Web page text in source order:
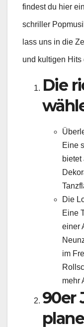
findest du hier
schriller
lass uns in die
und kultigen Hits
Die
Eine
bietet
Die
Eine
einer
im
mehr
90er